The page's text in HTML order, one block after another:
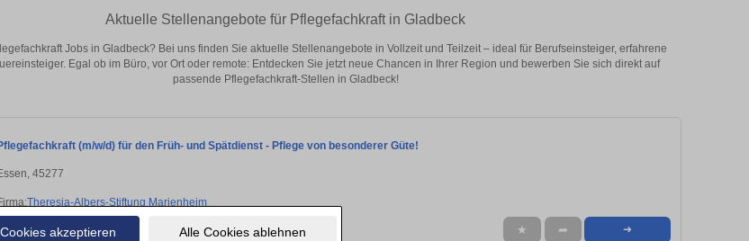
akzeptieren Alle Cookies ablehnen
Aktuelle Stellenangebote für Pflegefachkraft in Gladbeck
Jobs in Gladbeck? Bei uns finden Sie aktuelle Stellenangebote in Vollzeit und Teilzeit – ideal für Berufseinsteiger, erfahrene
Egal ob im Büro, vor Ort oder remote: Entdecken Sie jetzt neue Chancen in Ihrer Region und bewerben Sie sich direkt auf
passende Pflegefachkraft-Stellen in Gladbeck!
(m/w/d) für den Früh- und Spätdienst - Pflege von besonderer Güte!
45277
Theresia-Albers-Stiftung Marienheim
★ ➦ ➜